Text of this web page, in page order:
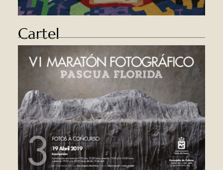
Cartel